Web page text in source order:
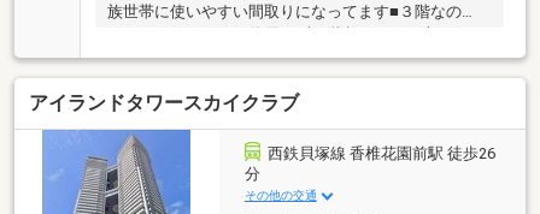
族世帯に使いやすい間取りになってます■３階なの
す♪■住宅ローンのご相談から受け付けます■買い物や
医療施設、駅までのバスも充実■小学校・中学校も徒
歩10分圏内です０９２ー４０７－２２１７お気軽にお
問合せください！
アイランドタワースカイクラブ
西鉄貝塚線 香椎花園前駅 徒歩26
分
その他の交通